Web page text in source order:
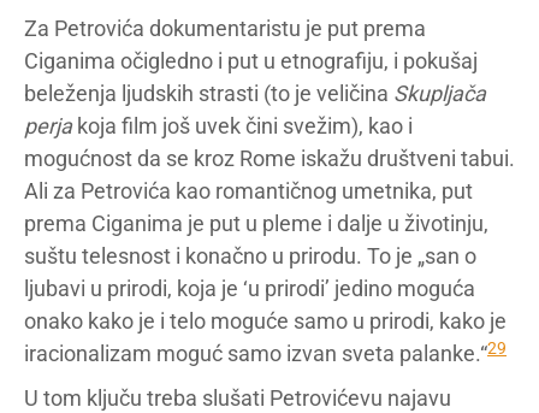
Za Petrovića dokumentaristu je put prema
Ciganima očigledno i put u etnografiju, i pokušaj
beleženja ljudskih strasti (to je veličina Skupljača
perjakoja film još uvek čini svežim), kao i
mogućnost da se kroz Rome iskažu društveni tabui.
Ali za Petrovića kao romantičnog umetnika, put
prema Ciganima je put u pleme i dalje u životinju,
suštu telesnost i konačno u prirodu. To je „san o
ljubavi u prirodi, koja je ‘u prirodi’ jedino moguća
onako kako je i telo moguće samo u prirodi, kako je
iracionalizam moguć samo izvan sveta palanke.“29
U tom ključu treba slušati Petrovićevu najavu